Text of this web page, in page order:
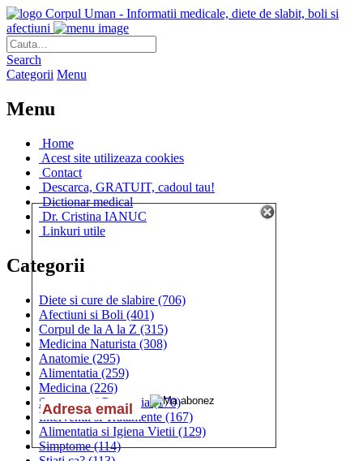
Corpul Uman - Informatii medicale, diete de slabit, boli si
afectiuni
Search
Categorii Menu
Menu
Home
Acest site utilizeaza cookies
Contact
Descarca, GRATUIT, cadoul tau!
Dictionar medical
Dr. Cristina IANUC
Linkuri utile
Categorii
Diete si cure de slabire (706)
Afectiuni si Boli (401)
Corpul de la A la Z (315)
Medicina Naturista (308)
Anatomie (295)
Alimentatia (259)
Medicina (226)
Sanatatea si Preventia(170)
Interventii si Tratamente (167)
Alimentatia si Igiena Vietii (129)
Simptome(114)